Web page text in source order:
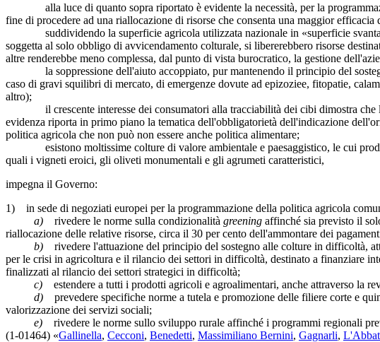
alla luce di quanto sopra riportato è evidente la necessità, per la
fine di procedere ad una riallocazione di risorse che consenta una maggior efficacia
suddividendo la superficie agricola utilizzata nazionale in «superficie
soggetta al solo obbligo di avvicendamento colturale, si libererebbero risorse
altre renderebbe meno complessa, dal punto di vista burocratico, la gestione
la soppressione dell'aiuto accoppiato, pur mantenendo il principio del
caso di gravi squilibri di mercato, di emergenze dovute ad epizoziee, fitopatie,
altro);
il crescente interesse dei consumatori alla tracciabilità dei cibi dimostra che la
evidenza riporta in primo piano la tematica dell'obbligatorietà dell'indicazione
politica agricola che non può non essere anche politica alimentare;
esistono moltissime colture di valore ambientale e paesaggistico, le cui
quali i vigneti eroici, gli oliveti monumentali e gli agrumeti caratteristici,
impegna il Governo:
1) in sede di negoziati europei per la programmazione della politica agricola
a) rivedere le norme sulla condizionalità greening affinché sia previsto il
riallocazione delle relative risorse, circa il 30 per cento dell'ammontare dei
b) rivedere l'attuazione del principio del sostegno alle colture in difficoltà,
per le crisi in agricoltura e il rilancio dei settori in difficoltà, destinato a finanziare
finalizzati al rilancio dei settori strategici in difficoltà;
c) estendere a tutti i prodotti agricoli e agroalimentari, anche attraverso la
d) prevedere specifiche norme a tutela e promozione delle filiere corte e
valorizzazione dei servizi sociali;
e) rivedere le norme sullo sviluppo rurale affinché i programmi regionali
(1-01464) «Gallinella, Cecconi, Benedetti, Massimiliano Bernini, Gagnarli,